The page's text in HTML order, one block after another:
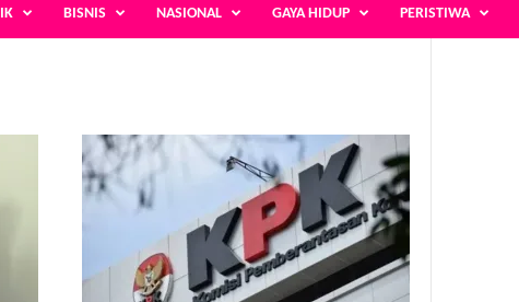
BISNIS NASIONAL GAYA HIDUP PERISTIWA